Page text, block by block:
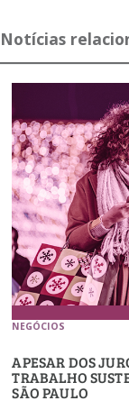
Notícias
NEGÓCIOS
APESAR DOS
TRABALHO
SÃO PAULO